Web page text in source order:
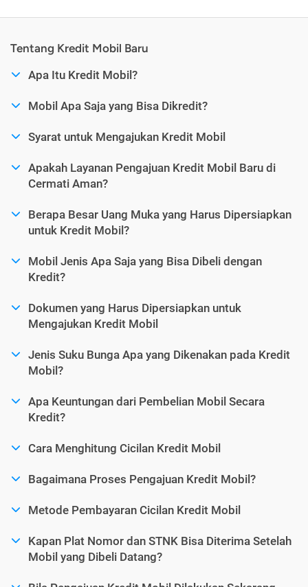
Tentang Kredit Mobil Baru
Apa Itu Kredit Mobil?
Mobil Apa Saja yang Bisa Dikredit?
Syarat untuk Mengajukan Kredit Mobil
Apakah Layanan Pengajuan Kredit Mobil Baru di
Cermati Aman?
Berapa Besar Uang Muka yang Harus Dipersiapkan
untuk Kredit Mobil?
Mobil Jenis Apa Saja yang Bisa Dibeli dengan
Kredit?
Dokumen yang Harus Dipersiapkan untuk
Mengajukan Kredit Mobil
Jenis Suku Bunga Apa yang Dikenakan pada Kredit
Mobil?
Apa Keuntungan dari Pembelian Mobil Secara
Kredit?
Cara Menghitung Cicilan Kredit Mobil
Bagaimana Proses Pengajuan Kredit Mobil?
Metode Pembayaran Cicilan Kredit Mobil
Kapan Plat Nomor dan STNK Bisa Diterima Setelah
Mobil yang Dibeli Datang?